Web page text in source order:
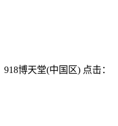
918博天堂(中国区) 点击：